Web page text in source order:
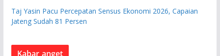
Taj Yasin Pacu Percepatan Sensus Ekonomi 2026, Capaian
Jateng Sudah 81 Persen
Kabar anget